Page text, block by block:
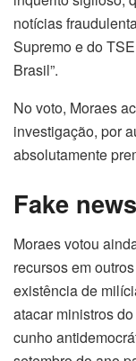
notícias
Supremo e do
Brasil”.
No voto, Moraes
investigação, por
absolutamente
Fake news
Moraes votou
recursos em
existência de
atacar ministros
cunho